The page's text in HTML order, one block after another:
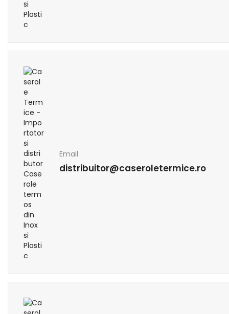
Email
distribuitor@caseroletermice.ro